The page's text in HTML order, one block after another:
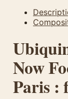
Now
Paris :